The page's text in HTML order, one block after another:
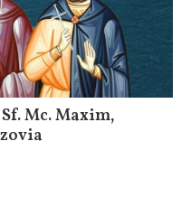
Mc. Maxim,